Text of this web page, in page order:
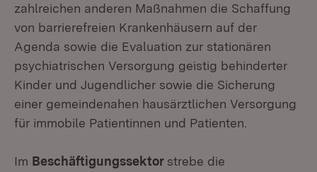
zahlreichen anderen Maßnahmen die Schaffung
von barrierefreien Krankenhäusern auf der
Agenda sowie die Evaluation zur stationären
psychiatrischen Versorgung geistig behinderter
Kinder und Jugendlicher sowie die Sicherung
einer gemeindenahen hausärztlichen Versorgung
für immobile Patientinnen und Patienten.
Im Beschäftigungssektor strebe die